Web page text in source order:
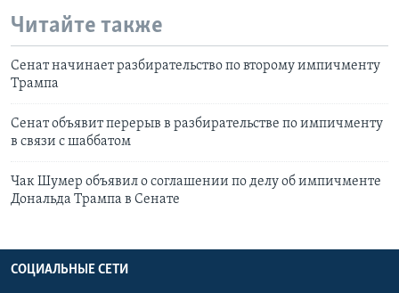
Читайте также
Сенат начинает разбирательство по второму импичменту
Трампа
Сенат объявит перерыв в разбирательстве по импичменту
в связи с шаббатом
Чак Шумер объявил о соглашении по делу об импичменте
Дональда Трампа в Сенате
СОЦИАЛЬНЫЕ СЕТИ